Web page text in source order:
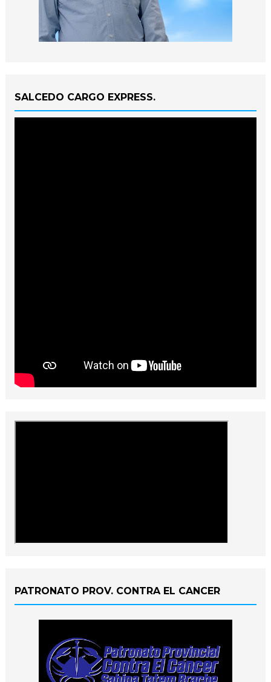
SALCEDO CARGO EXPRESS.
PATRONATO PROV. CONTRA EL CANCER